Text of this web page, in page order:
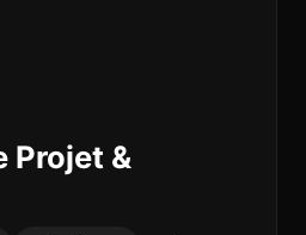
Projet &